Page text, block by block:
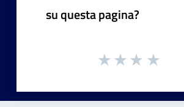
su questa pagina?